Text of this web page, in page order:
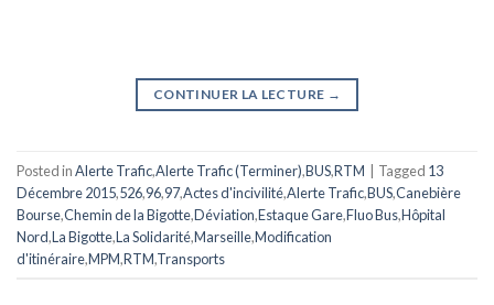
CONTINUER LA LECTURE →
Posted inAlerte Trafic,Alerte Trafic (Terminer),BUS,RTM Tagged 13
Décembre 2015,526,96,97,Actes d'incivilité,Alerte Trafic,BUS,Canebière
Bourse,Chemin de la Bigotte,Déviation,Estaque Gare,Fluo Bus,Hôpital
Nord,La Bigotte,La Solidarité,Marseille,Modification
d'itinéraire,MPM,RTM,Transports